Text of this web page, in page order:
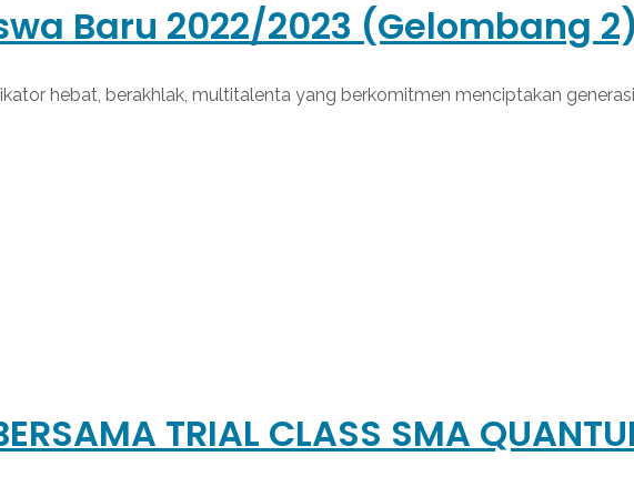
Baru 2022/2023 (Gelombang 2)
hebat, berakhlak, multitalenta yang berkomitmen menciptakan
TRIAL CLASS SMA